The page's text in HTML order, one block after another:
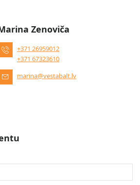
Zenoviča
+371 26959012
+371 67323610
marina@vestabalt.lv